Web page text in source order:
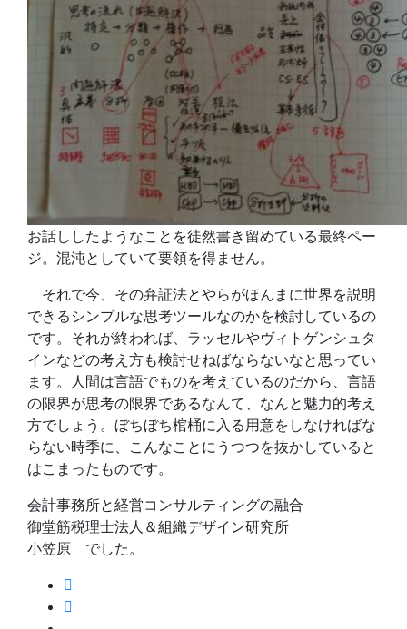
お話ししたようなことを徒然書き留めている最終ペー
ジ。混沌としていて要領を得ません。
それで今、その弁証法とやらがほんまに世界を説明
できるシンプルな思考ツールなのかを検討しているの
です。それが終われば、ラッセルやヴィトゲンシュタ
インなどの考え方も検討せねばならないなと思ってい
ます。人間は言語でものを考えているのだから、言語
の限界が思考の限界であるなんて、なんと魅力的考え
方でしょう。ぼちぼち棺桶に入る用意をしなければな
らない時季に、こんなことにうつつを抜かしていると
はこまったものです。
会計事務所と経営コンサルティングの融合
御堂筋税理士法人＆組織デザイン研究所
小笠原 でした。